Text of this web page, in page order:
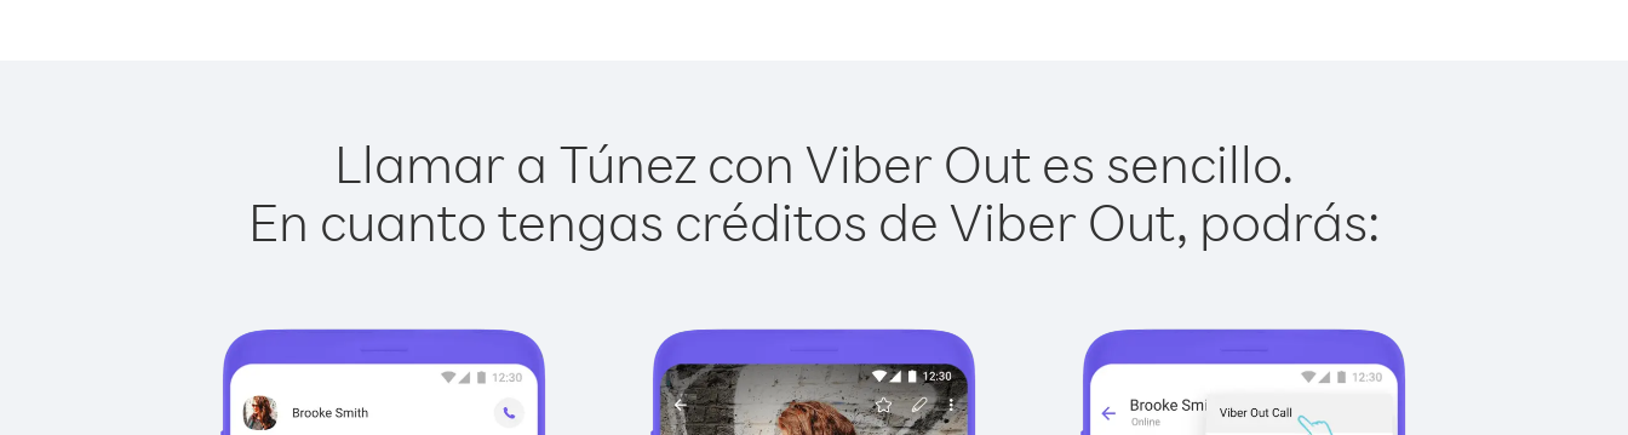
Llamar a Túnez con Viber Out es sencillo.
En cuanto tengas créditos de Viber Out, podrás: